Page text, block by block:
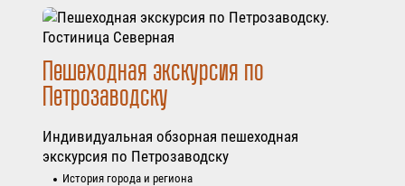
Пешеходная экскурсия по
Петрозаводску
Индивидуальная обзорная пешеходная
экскурсия по Петрозаводску
История города и региона